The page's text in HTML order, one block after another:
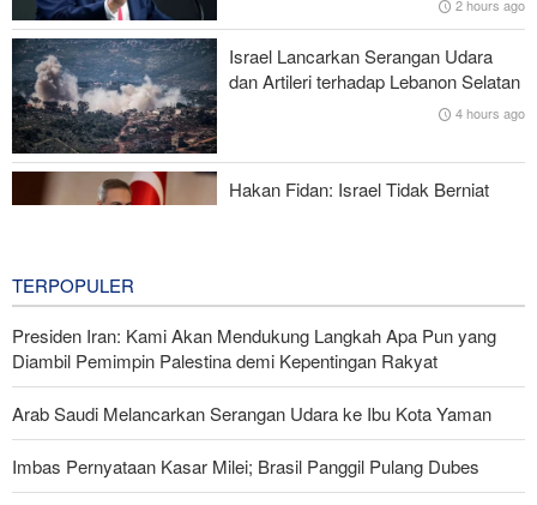
Mengapa AS Nyaris Kehabisan Senjata dalam perang melawan
Iran?
Mengapa Koalisi Pendukung Trump Berada di Ambang
Keruntuhan?
2 hours ago
Israel Lancarkan Serangan Udara
dan Artileri terhadap Lebanon Selatan
4 hours ago
Hakan Fidan: Israel Tidak Berniat
TERPOPULER
Presiden Iran: Kami Akan Mendukung Langkah Apa Pun yang
Diambil Pemimpin Palestina demi Kepentingan Rakyat
Arab Saudi Melancarkan Serangan Udara ke Ibu Kota Yaman
Imbas Pernyataan Kasar Milei; Brasil Panggil Pulang Dubes